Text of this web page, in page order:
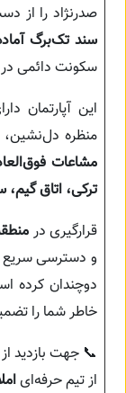
صدرنژاد را از دست
سند تک‌برگ
سکونت دائمی
این آپارتمان
منظره
مشاعات
ترکی، اتاق گیم،
قرارگیری در
و دسترسی سریع
دوچندان کرده
خاطر شما را
📞 جهت بازدید
از تیم حرفه‌ای